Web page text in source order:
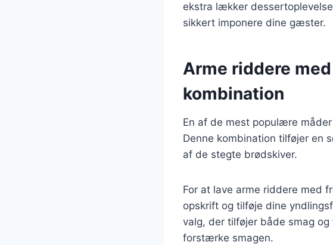
ekstra lækker
sikkert imponere dine gæster.
Arme riddere
kombination
En af de mest populære
Denne kombination tilføjer en
af de stegte brødskiver.
For at lave arme riddere med
opskrift og tilføje dine
valg, der tilføjer både smag
forstærke smagen.